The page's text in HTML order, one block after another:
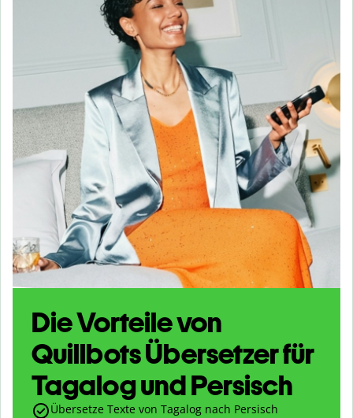
Die Vorteile von
Quillbots Übersetzer für
Tagalog und Persisch
Übersetze Texte von Tagalog nach Persisch